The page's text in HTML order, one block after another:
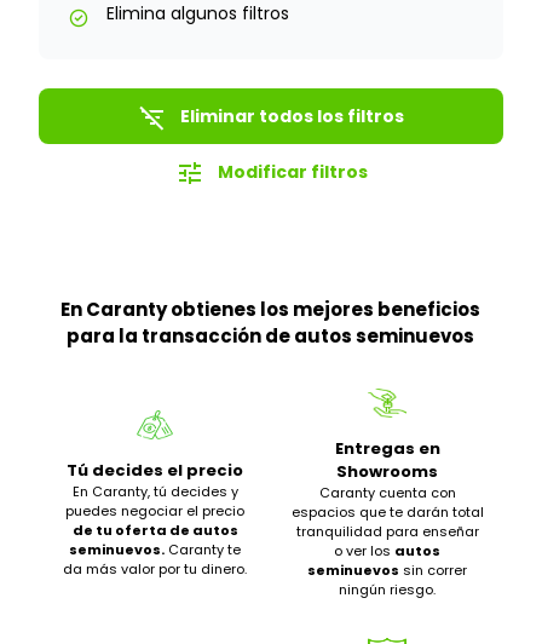
check_circle Elimina algunos filtros
filter_list_off Eliminar todos los filtros
tune Modificar filtros
En Caranty obtienes los mejores beneficios
para la transacción de autos seminuevos
Tú decides el precio
En Caranty, tú decides y
puedes negociar el precio
de tu oferta de autos
seminuevos. Caranty te
da más valor por tu dinero.
Entregas en
Showrooms
Caranty cuenta con
espacios que te darán total
tranquilidad para enseñar
o ver los autos
seminuevos sin correr
ningún riesgo.